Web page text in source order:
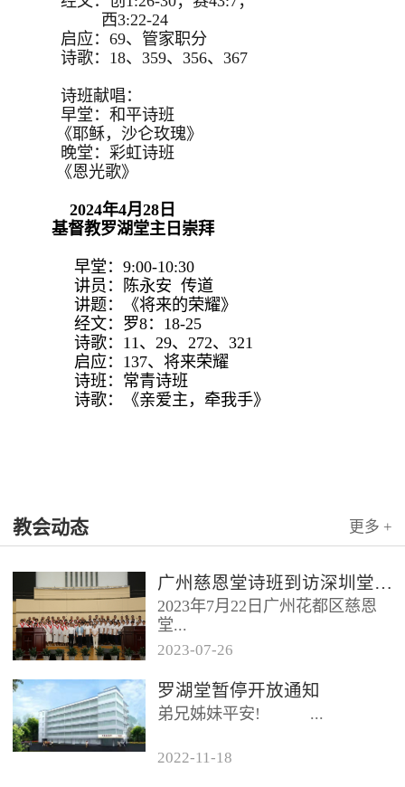
西3:22-24
启应：69、管家职分
诗歌：18、359、356、367
诗班献唱：
早堂：和平诗班
《耶稣，沙仑玫瑰》
晚堂：彩虹诗班
《恩光歌》
2024年4月28日
基督教罗湖堂主日崇拜
早堂：9:00-10:30
讲员：陈永安 传道
讲题：《将来的荣耀》
经文：罗8：18-25
诗歌：11、29、272、321
启应：137、将来荣耀
诗班：常青诗班
诗歌：《亲爱主，牵我手》
教会动态 更多 +
广州慈恩堂诗班到访深圳堂、和平堂
2023年7月22日广州花都区慈恩
堂...
联合诗班在叶海莲牧师的带领
下，先后到访基督教和平堂、深
圳堂。 上午和平堂教...
2023-07-26
罗湖堂暂停开放通知
弟兄姊妹平安! ...
2022-11-18